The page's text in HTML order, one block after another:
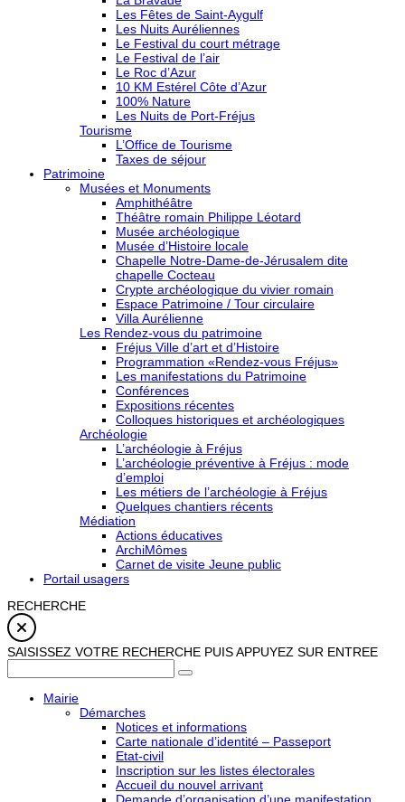
Les Fêtes de Saint-Aygulf
Les Nuits Auréliennes
Le Festival du court métrage
Le Festival de l’air
Le Roc d’Azur
10 KM Estérel Côte d’Azur
100% Nature
Les Nuits de Port-Fréjus
Tourisme
L’Office de Tourisme
Taxes de séjour
Patrimoine
Musées et Monuments
Amphithéâtre
Théâtre romain Philippe Léotard
Musée archéologique
Musée d’Histoire locale
Chapelle Notre-Dame-de-Jérusalem dite
chapelle Cocteau
Crypte archéologique du vivier romain
Espace Patrimoine / Tour circulaire
Villa Aurélienne
Les Rendez-vous du patrimoine
Fréjus Ville d’art et d’Histoire
Programmation «Rendez-vous Fréjus»
Les manifestations du Patrimoine
Conférences
Expositions récentes
Colloques historiques et archéologiques
Archéologie
L’archéologie à Fréjus
L’archéologie préventive à Fréjus : mode
d’emploi
Les métiers de l’archéologie à Fréjus
Quelques chantiers récents
Médiation
Actions éducatives
ArchiMômes
Carnet de visite Jeune public
Portail usagers
RECHERCHE
SAISISSEZ VOTRE RECHERCHE PUIS APPUYEZ SUR ENTREE
Mairie
Démarches
Notices et informations
Carte nationale d’identité – Passeport
Etat-civil
Inscription sur les listes électorales
Accueil du nouvel arrivant